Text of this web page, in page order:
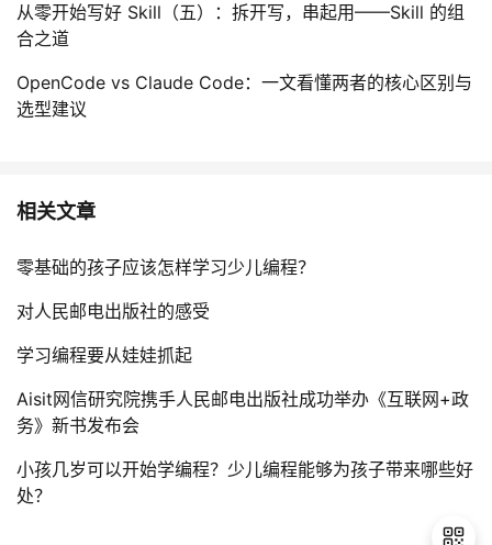
从零开始写好 Skill（五）：拆开写，串起用——Skill 的组
合之道
OpenCode vs Claude Code：一文看懂两者的核心区别与
选型建议
相关文章
零基础的孩子应该怎样学习少儿编程？
对人民邮电出版社的感受
学习编程要从娃娃抓起
Aisit网信研究院携手人民邮电出版社成功举办《互联网+政
务》新书发布会
小孩几岁可以开始学编程？少儿编程能够为孩子带来哪些好
处？